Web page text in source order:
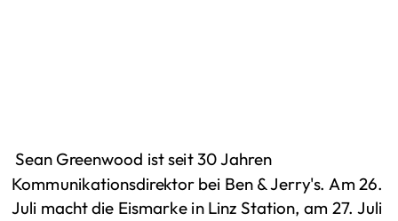
Sean Greenwood ist seit 30 Jahren
Kommunikationsdirektor bei Ben & Jerry's. Am 26.
Juli macht die Eismarke in Linz Station, am 27. Juli